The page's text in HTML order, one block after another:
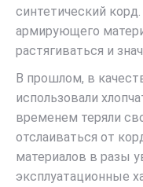
синтетический
армирующего
растягиваться и
В прошлом, в
использовали
временем теряли
отслаиваться от
материалов в разы
эксплуатационные